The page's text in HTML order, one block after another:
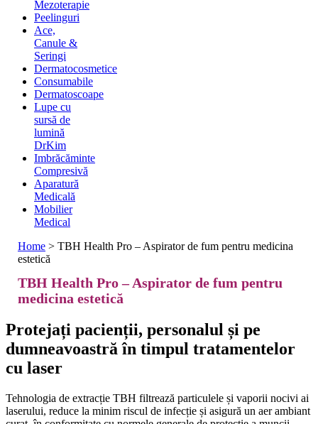
Mezoterapie
Peelinguri
Ace,
Canule &
Seringi
Dermatocosmetice
Consumabile
Dermatoscoape
Lupe cu
sursă de
lumină
DrKim
Imbrăcăminte
Compresivă
Aparatură
Medicală
Mobilier
Medical
Home > TBH Health Pro – Aspirator de fum pentru medicina
estetică
TBH Health Pro – Aspirator de fum pentru
medicina estetică
Protejați pacienții, personalul și pe
dumneavoastră în timpul tratamentelor
cu laser
Tehnologia de extracție TBH filtrează particulele și vaporii nocivi ai
laserului, reduce la minim riscul de infecție și asigură un aer ambiant